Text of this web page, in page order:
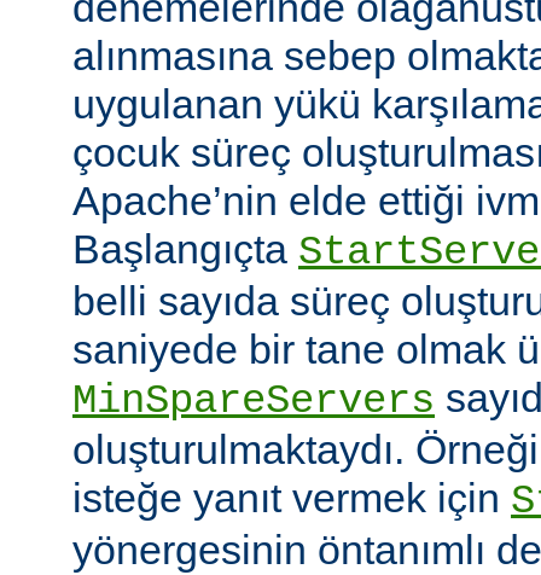
alınmasına sebep
uygulanan yükü
çocuk süreç
Apache’nin elde ettiği
Başlangıçta
belli sayıda süreç
saniyede bir tane olmak
MinSpareServers
oluşturulmaktaydı.
isteğe yanıt vermek için
yönergesinin öntanımlı